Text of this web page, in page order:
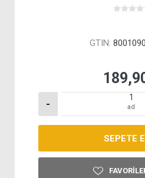
GTIN:
- ad